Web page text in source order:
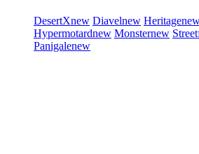
DesertXnew Diavelnew Heritage
Hypermotardnew Monsternew
Panigalenew